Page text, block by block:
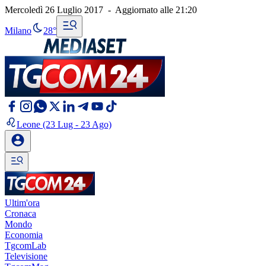
Mercoledì 26 Luglio 2017 - Aggiornato alle 21:20
Milano 28°
Leone (23 Lug - 23 Ago)
Ultim'ora
Cronaca
Mondo
Economia
TgcomLab
Televisione